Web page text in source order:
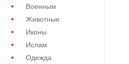
Военным
Животные
Иконы
Ислам
Одежда